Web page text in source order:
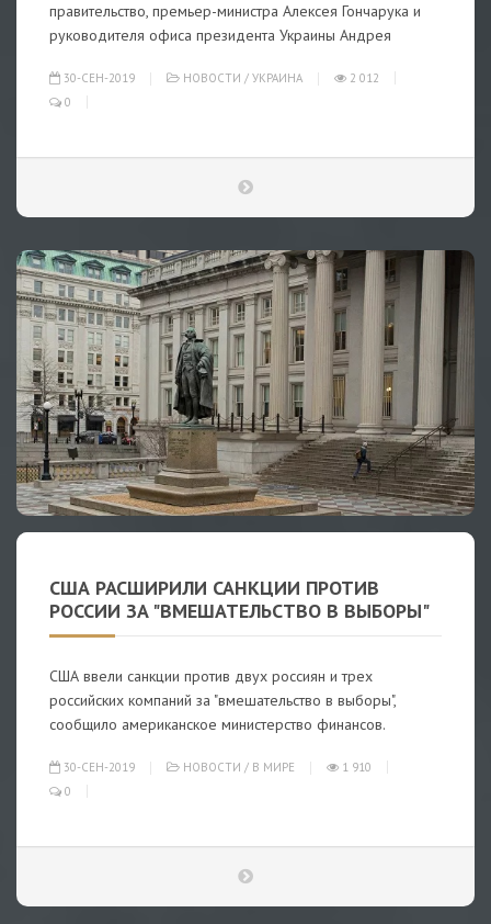
правительство, премьер-министра Алексея Гончарука и
руководителя офиса президента Украины Андрея
30-СЕН-2019 НОВОСТИ / УКРАИНА
2 012
0
США РАСШИРИЛИ САНКЦИИ ПРОТИВ
РОССИИ ЗА "ВМЕШАТЕЛЬСТВО В ВЫБОРЫ"
США ввели санкции против двух россиян и трех
российских компаний за "вмешательство в выборы",
сообщило американское министерство финансов.
30-СЕН-2019 НОВОСТИ / В МИРЕ
1 910
0